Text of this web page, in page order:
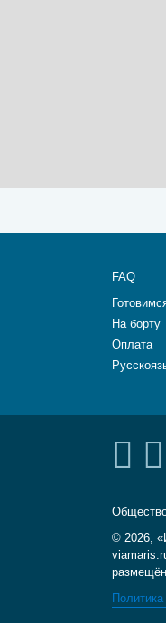
FAQ
На борту
Оплата
© 2026,